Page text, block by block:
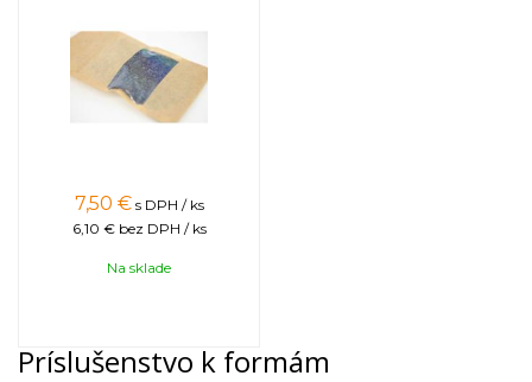
7,50 € s DPH / ks
6,10 € bez DPH / ks
Na sklade
Príslušenstvo k formám